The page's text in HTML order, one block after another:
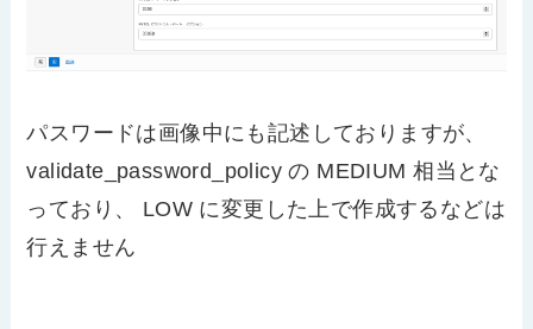
パスワードは画像中にも記述しておりますが、
validate_password_policy の MEDIUM 相当とな
っており、 LOW に変更した上で作成するなどは
行えません